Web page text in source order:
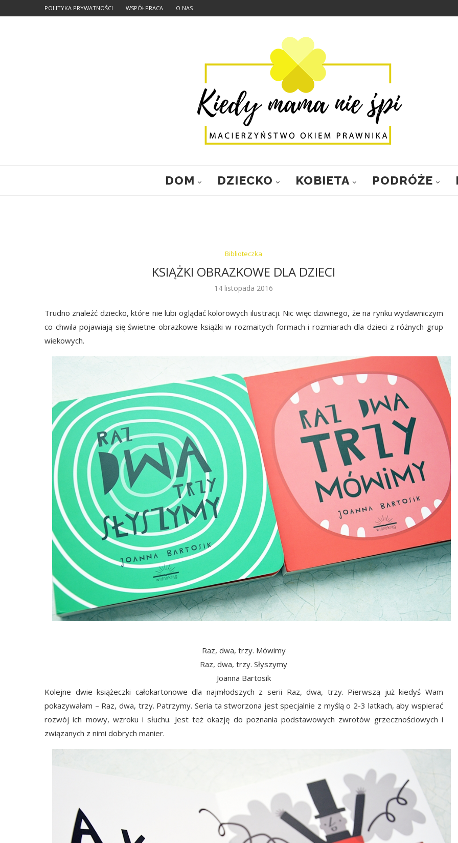
POLITYKA PRYWATNOŚCI WSPÓŁPRACA O NAS
DOM DZIECKO KOBIETA PODRÓŻE
Biblioteczka
KSIĄŻKI OBRAZKOWE DLA DZIECI
14 listopada 2016
Trudno znaleźć dziecko, które nie lubi oglądać kolorowych ilustracji. Nic więc dziwnego, że na rynku wydawniczym
co chwila pojawiają się świetne obrazkowe książki w rozmaitych formach i rozmiarach dla dzieci z różnych grup
wiekowych.
Raz, dwa, trzy. Mówimy
Raz, dwa, trzy. Słyszymy
Joanna Bartosik
Kolejne dwie książeczki całokartonowe dla najmłodszych z serii Raz, dwa, trzy. Pierwszą już kiedyś Wam
pokazywałam – Raz, dwa, trzy. Patrzymy. Seria ta stworzona jest specjalnie z myślą o 2-3 latkach, aby wspierać
rozwój ich mowy, wzroku i słuchu. Jest też okazję do poznania podstawowych zwrotów grzecznościowych i
związanych z nimi dobrych manier.